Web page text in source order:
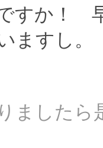
すか！
ますし
ました